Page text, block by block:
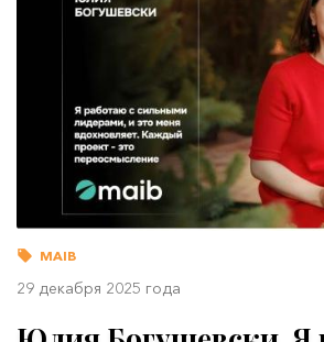
MAIB
29 декабря 2025 года